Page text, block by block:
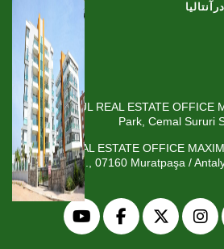
ISTANBUL REAL ESTATE OFFICE
Park, Cemal Sururi
ANTALYA REAL ESTATE OFFICE
Fener Mah., 07160 Muratpaşa /